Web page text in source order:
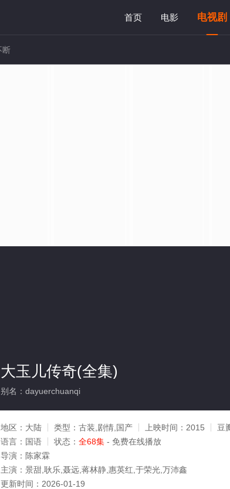
首页 电影 电视剧
大玉儿传奇(全集)
别名：dayuerchuanqi
地区： 大陆 类型： 古装,剧情,国产 上映时间： 2015 豆
语言： 国语 状态： 全68集 - 免费在线播放
导演： 陈家霖
主演： 景甜,耿乐,聂远,蒋林静,惠英红,于荣光,万沛鑫
更新时间： 2026-01-19